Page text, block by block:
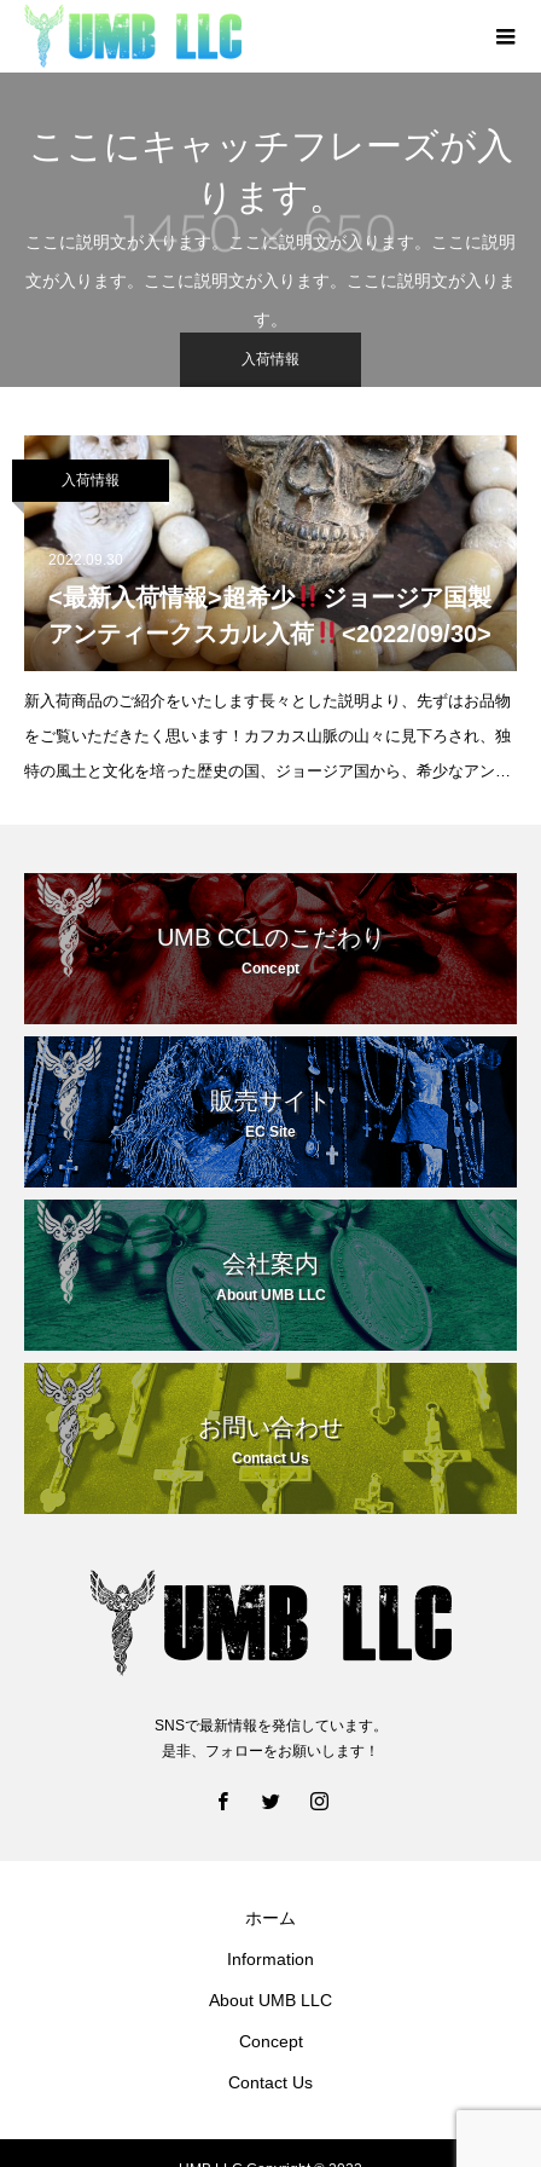
ここにキャッチフレーズが入
ります。
ここに説明文が入ります。ここに説明文が入ります。ここに説明
文が入ります。ここに説明文が入ります。ここに説明文が入りま
す。
入荷情報
入荷情報
2022.09.30
<最新入荷情報>超希少
ジョージア国製
アンティークスカル入荷
<2022/09/30>
新入荷商品のご紹介をいたします長々とした説明より、先ずはお品物
をご覧いただきたく思います！カフカス山脈の山々に見下ろされ、独
特の風土と文化を培った歴史の国、ジョージア国から、希少なアンテ
UMB CCLのこだわり
Concept
販売サイト
EC Site
会社案内
About UMB LLC
お問い合わせ
Contact Us
SNSで最新情報を発信しています。
是非、フォローをお願いします！
ホーム
Information
About UMB LLC
Concept
Contact Us